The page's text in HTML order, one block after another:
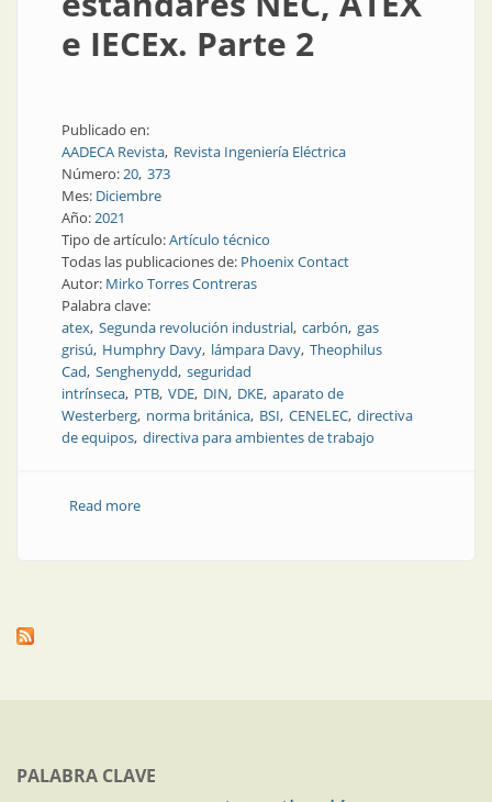
e IECEx. Parte 2
Publicado en:
AADECA Revista Revista Ingeniería Eléctrica
Número:20 373
Mes: Diciembre
Año:2021
Tipo de artículo:Artículo técnico
Todas las publicaciones de: Phoenix Contact
Autor: Mirko Torres Contreras
Palabra clave:
atex Segunda revolución industrial carbón gas
grisú Humphry Davy lámpara Davy Theophilus
Cad Senghenydd seguridad
intrínseca PTB VDE DIN DKE aparato de
Westerberg norma británica BSI CENELEC directiva
de equipos directiva para ambientes de trabajo
Read moreabout Una (no tan breve) historia de los estándares
PALABRA CLAVE